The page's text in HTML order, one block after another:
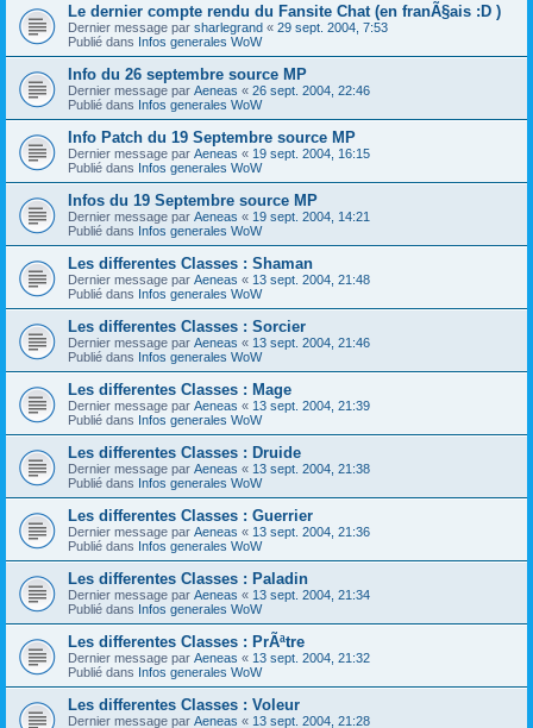
Le dernier compte rendu du Fansite Chat (en franÃ§ais :D )
Dernier message par sharlegrand « 29 sept. 2004, 7:53
Publié dans Infos generales WoW
Info du 26 septembre source MP
Dernier message par Aeneas « 26 sept. 2004, 22:46
Publié dans Infos generales WoW
Info Patch du 19 Septembre source MP
Dernier message par Aeneas « 19 sept. 2004, 16:15
Publié dans Infos generales WoW
Infos du 19 Septembre source MP
Dernier message par Aeneas « 19 sept. 2004, 14:21
Publié dans Infos generales WoW
Les differentes Classes : Shaman
Dernier message par Aeneas « 13 sept. 2004, 21:48
Publié dans Infos generales WoW
Les differentes Classes : Sorcier
Dernier message par Aeneas « 13 sept. 2004, 21:46
Publié dans Infos generales WoW
Les differentes Classes : Mage
Dernier message par Aeneas « 13 sept. 2004, 21:39
Publié dans Infos generales WoW
Les differentes Classes : Druide
Dernier message par Aeneas « 13 sept. 2004, 21:38
Publié dans Infos generales WoW
Les differentes Classes : Guerrier
Dernier message par Aeneas « 13 sept. 2004, 21:36
Publié dans Infos generales WoW
Les differentes Classes : Paladin
Dernier message par Aeneas « 13 sept. 2004, 21:34
Publié dans Infos generales WoW
Les differentes Classes : PrÃªtre
Dernier message par Aeneas « 13 sept. 2004, 21:32
Publié dans Infos generales WoW
Les differentes Classes : Voleur
Dernier message par Aeneas « 13 sept. 2004, 21:28